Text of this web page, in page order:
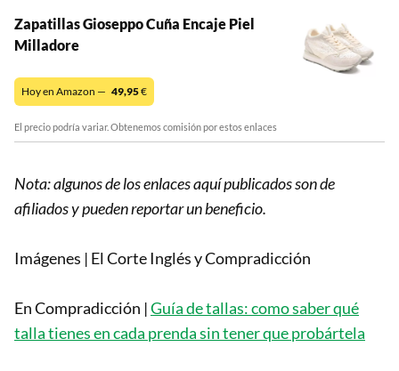
Zapatillas Gioseppo Cuña Encaje Piel
Milladore
Hoy en Amazon — 49,95€
El precio podría variar. Obtenemos comisión por estos enlaces
Nota: algunos de los enlaces aquí publicados son de
afiliados y pueden reportar un beneficio.
Imágenes | El Corte Inglés y Compradicción
En Compradicción |Guía de tallas: como saber qué
talla tienes en cada prenda sin tener que probártela